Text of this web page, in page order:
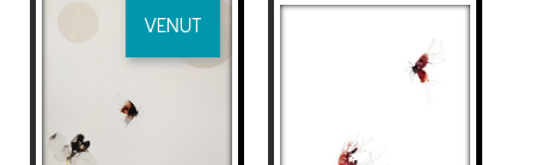
2017
‘ON PAPER’ galeria d’ art
VENUT